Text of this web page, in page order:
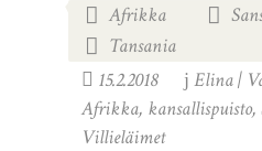
Afrikka
Tansania
15.2.2018
Elina |
Afrikka, kansallispuisto,
Villieläimet